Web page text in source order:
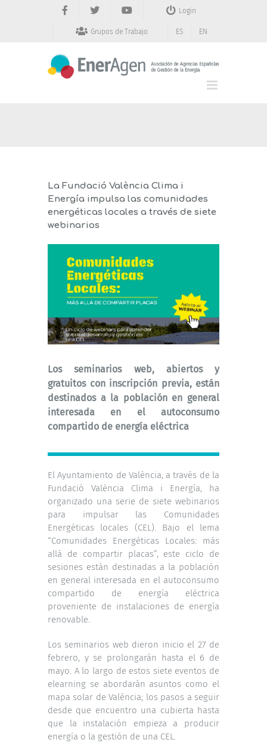
Login
Grupos de Trabajo ES EN
La Fundació València Clima i
Energía impulsa las comunidades
energéticas locales a través de siete
webinarios
Los seminarios web, abiertos y
gratuitos con inscripción previa, están
destinados a la población en general
interesada en el autoconsumo
compartido de energía eléctrica
El Ayuntamiento de València, a través de la
Fundació València Clima i Energía, ha
organizado una serie de siete webinarios
para impulsar las Comunidades
Energéticas locales (CEL). Bajo el lema
“Comunidades Energéticas Locales: más
allá de compartir placas”, este ciclo de
sesiones están destinadas a la población
en general interesada en el autoconsumo
compartido de energía eléctrica
proveniente de instalaciones de energía
renovable.
Los seminarios web dieron inicio el 27 de
febrero, y se prolongarán hasta el 6 de
mayo. A lo largo de estos siete eventos de
elearning se abordarán asuntos como el
mapa solar de València; los pasos a seguir
desde que encuentro una cubierta hasta
que la instalación empieza a producir
energía o la gestión de una CEL.